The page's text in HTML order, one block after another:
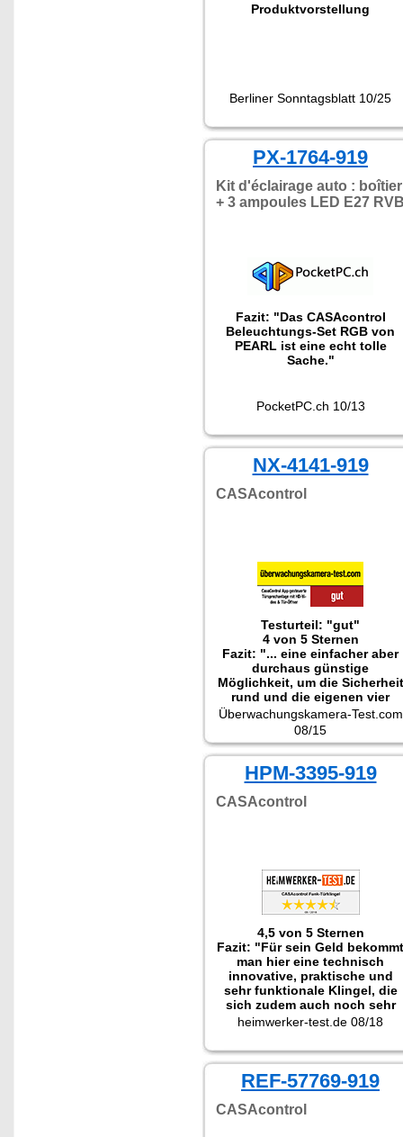
Produktvorstellung
Berliner Sonntagsblatt 10/25
PX-1764-919
Kit d'éclairage auto : boîtier
+ 3 ampoules LED E27
Fazit: "Das CASAcontrol
Beleuchtungs-Set RGB von
PEARL ist eine echt tolle
Sache."
PocketPC.ch 10/13
NX-4141-919
CASAcontrol
Testurteil: "gut"
4 von 5 Sternen
Fazit: "... eine einfacher aber
durchaus günstige
Möglichkeit, um die Sicherheit
rund und die eigenen vier
Wände zu erhöhen ..."
Überwachungskamera-Test.com
08/15
HPM-3395-919
CASAcontrol
4,5 von 5 Sternen
Fazit: "Für sein Geld bekommt
man hier eine technisch
innovative, praktische und
sehr funktionale Klingel, die
sich zudem auch noch sehr
einfach installieren lässt. Ein
heimwerker-test.de 08/18
REF-57769-919
CASAcontrol